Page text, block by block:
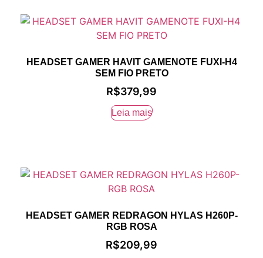
HEADSET GAMER HAVIT GAMENOTE FUXI-H4
SEM FIO PRETO
R$379,99
Leia mais
HEADSET GAMER REDRAGON HYLAS H260P-
RGB ROSA
R$209,99